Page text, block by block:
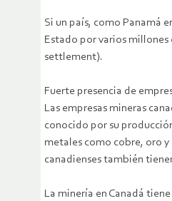
Si un país, como Panamá
Estado por varios
settlement).
Fuerte presencia de
Las empresas mineras
conocido por su
metales como cobre, oro
canadienses también
La minería en Canadá